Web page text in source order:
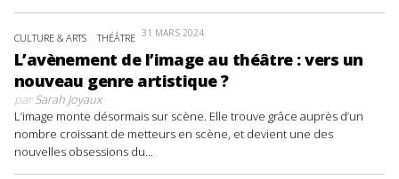
CULTURE & ARTS THÉÂTRE 31 MARS 2024
L’avènement de l’image au théâtre : vers un
nouveau genre artistique ?
parSarah Joyaux
L’image monte désormais sur scène. Elle trouve grâce auprès d’un
nombre croissant de metteurs en scène, et devient une des
nouvelles obsessions du...